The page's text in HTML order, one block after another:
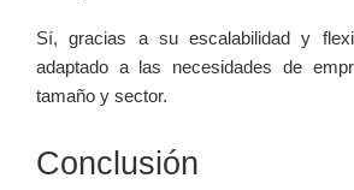
Sí, gracias⁤ a su escalabilidad y
adaptado a las necesidades de
tamaño y sector.
Conclusión